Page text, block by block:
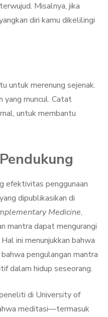
Misalnya, jika
diri kamu dikelilingi
untuk merenung sejenak.
yang muncul. Catat
untuk membantu
efektivitas penggunaan
dipublikasikan di
Medicine,
mantra dapat mengurangi
ini menunjukkan bahwa
pengulangan mantra
dalam hidup seseorang.
di University of
meditasi—termasuk